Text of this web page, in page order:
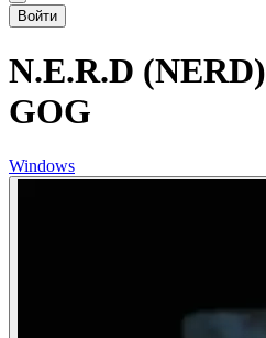
Войти
N.E.R.D (NERD)
GOG
Windows